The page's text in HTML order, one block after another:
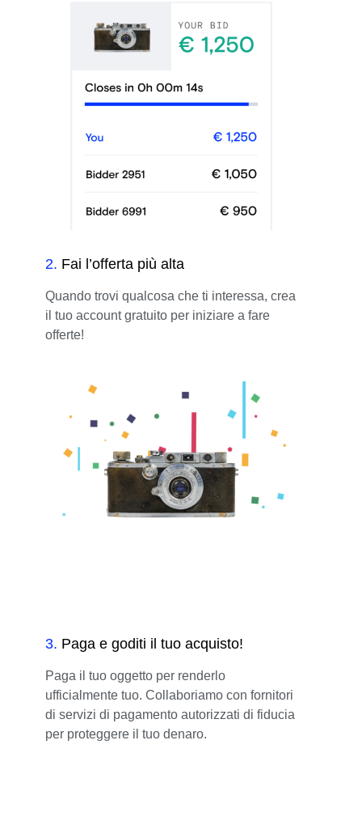
2. Fai l’offerta più alta
Quando trovi qualcosa che ti interessa, crea
il tuo account gratuito per iniziare a fare
offerte!
3. Paga e goditi il tuo acquisto!
Paga il tuo oggetto per renderlo
ufficialmente tuo. Collaboriamo con fornitori
di servizi di pagamento autorizzati di fiducia
per proteggere il tuo denaro.